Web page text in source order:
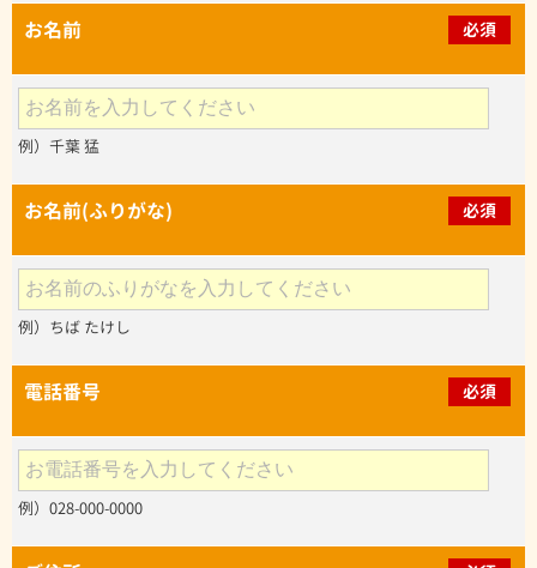
お名前 必須
例）千葉 猛
お名前(ふりがな) 必須
例）ちば たけし
電話番号 必須
例）028-000-0000